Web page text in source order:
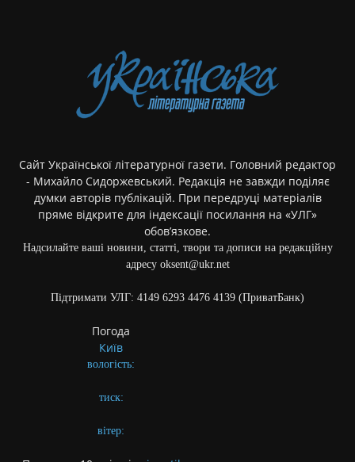
Сайт Української літературної газети. Головний редактор
- Михайло Сидоржевський. Редакція не завжди поділяє
думки авторів публікацій. При передруці матеріалів
пряме відкрите для індексації посилання на «УЛГ»
обов’язкове.
Надсилайте ваші новини, статті, твори та дописи на редакційну
адресу oksent@ukr.net
Підтримати УЛГ: 4149 6293 4476 4139 (ПриватБанк)
Погода
Київ
вологість:
тиск:
вітер: